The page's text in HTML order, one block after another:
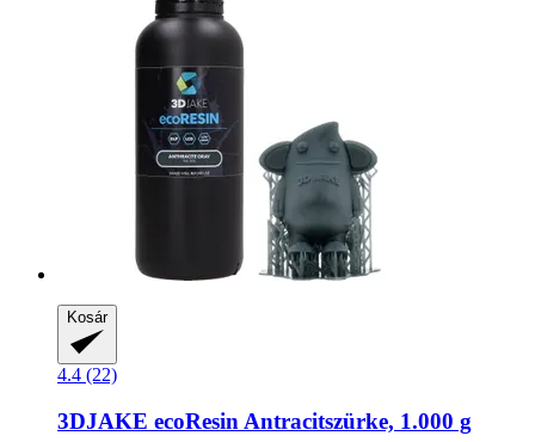
Kosár
4.4 (22)
3DJAKE ecoResin Antracitszürke, 1.000 g